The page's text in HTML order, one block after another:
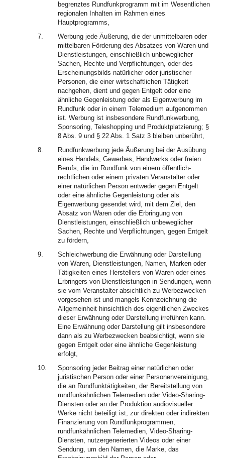
begrenztes Rundfunkprogramm mit im Wesentlichen
regionalen Inhalten im Rahmen eines
Hauptprogramms,
7.
Werbung jede Äußerung, die der unmittelbaren oder
mittelbaren Förderung des Absatzes von Waren und
Dienstleistungen, einschließlich unbeweglicher
Sachen, Rechte und Verpflichtungen, oder des
Erscheinungsbilds natürlicher oder juristischer
Personen, die einer wirtschaftlichen Tätigkeit
nachgehen, dient und gegen Entgelt oder eine
ähnliche Gegenleistung oder als Eigenwerbung im
Rundfunk oder in einem Telemedium aufgenommen
ist. Werbung ist insbesondere Rundfunkwerbung,
Sponsoring, Teleshopping und Produktplatzierung; §
8 Abs. 9 und § 22 Abs. 1 Satz 3 bleiben unberührt,
8.
Rundfunkwerbung jede Äußerung bei der Ausübung
eines Handels, Gewerbes, Handwerks oder freien
Berufs, die im Rundfunk von einem öffentlich-
rechtlichen oder einem privaten Veranstalter oder
einer natürlichen Person entweder gegen Entgelt
oder eine ähnliche Gegenleistung oder als
Eigenwerbung gesendet wird, mit dem Ziel, den
Absatz von Waren oder die Erbringung von
Dienstleistungen, einschließlich unbeweglicher
Sachen, Rechte und Verpflichtungen, gegen Entgelt
zu fördern,
9.
Schleichwerbung die Erwähnung oder Darstellung
von Waren, Dienstleistungen, Namen, Marken oder
Tätigkeiten eines Herstellers von Waren oder eines
Erbringers von Dienstleistungen in Sendungen, wenn
sie vom Veranstalter absichtlich zu Werbezwecken
vorgesehen ist und mangels Kennzeichnung die
Allgemeinheit hinsichtlich des eigentlichen Zweckes
dieser Erwähnung oder Darstellung irreführen kann.
Eine Erwähnung oder Darstellung gilt insbesondere
dann als zu Werbezwecken beabsichtigt, wenn sie
gegen Entgelt oder eine ähnliche Gegenleistung
erfolgt,
10.
Sponsoring jeder Beitrag einer natürlichen oder
juristischen Person oder einer Personenvereinigung,
die an Rundfunktätigkeiten, der Bereitstellung von
rundfunkähnlichen Telemedien oder Video-Sharing-
Diensten oder an der Produktion audiovisueller
Werke nicht beteiligt ist, zur direkten oder indirekten
Finanzierung von Rundfunkprogrammen,
rundfunkähnlichen Telemedien, Video-Sharing-
Diensten, nutzergenerierten Videos oder einer
Sendung, um den Namen, die Marke, das